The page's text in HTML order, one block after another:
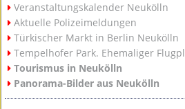
Veranstaltungskalender Neukölln
Aktuelle Polizeimeldungen
Türkischer Markt in Berlin Neukölln
Tempelhofer Park. Ehemaliger
Tourismus in Neukölln
Panorama-Bilder aus Neukölln